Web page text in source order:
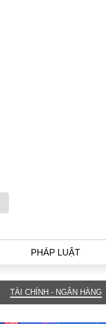
PHÁP LUẬT
PHÁP LUẬT
TÀI CHÍNH - NGÂN HÀNG